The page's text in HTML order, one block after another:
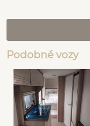
Podobné vozy